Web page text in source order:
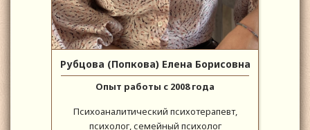
Рубцова (Попкова) Елена Борисовна
Опыт работы с 2008 года
Психоаналитический психотерапевт,
психолог, семейный психолог